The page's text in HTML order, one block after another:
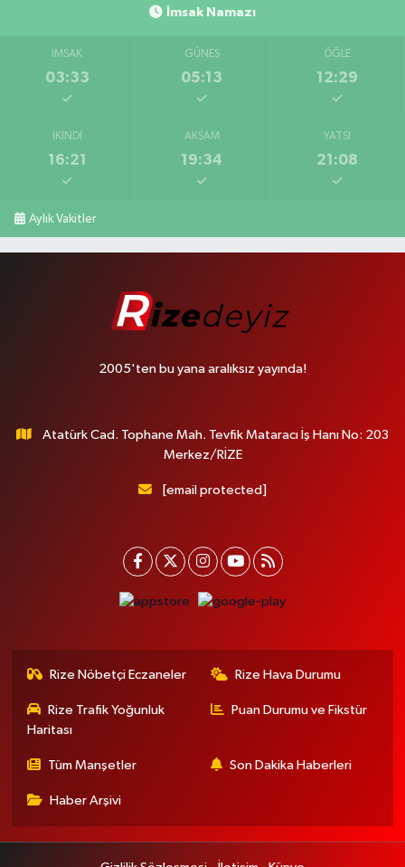
İmsak Namazı
İMSAK
03:33
GÜNEŞ
05:13
ÖĞLE
12:29
İKINDI
16:21
AKŞAM
19:34
YATSI
21:08
Aylık Vakitler
2005'ten bu yana aralıksız yayında!
Atatürk Cad. Tophane Mah. Tevfik Mataracı İş Hanı No: 203
Merkez/RİZE
[email protected]
Rize Nöbetçi Eczaneler Rize Hava Durumu
Rize Trafik Yoğunluk
Haritası
Puan Durumu ve Fikstür
Tüm Manşetler Son Dakika Haberleri
Haber Arşivi